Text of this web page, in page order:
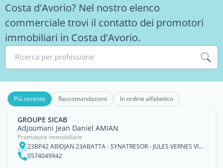
Costa d'Avorio? Nel nostro elenco
commerciale trovi il contatto dei promotori
immobiliari in Costa d'Avorio.
Ricerca per professione
Più recente Raccomandazioni In ordine alfabetico
GROUPE SICAB
Adjoumani Jean Daniel AMIAN
Promotore immobiliare
23BP42 ABIDJAN 23ABATTA - SYNATRESOR - JULES VERNES VILLA 120, Lagunes
0574049942